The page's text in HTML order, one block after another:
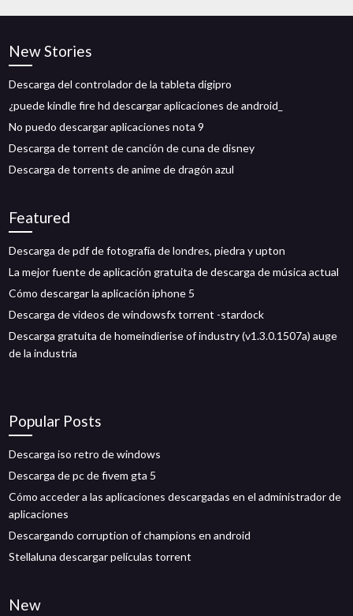
New Stories
Descarga del controlador de la tableta digipro
¿puede kindle fire hd descargar aplicaciones de android_
No puedo descargar aplicaciones nota 9
Descarga de torrent de canción de cuna de disney
Descarga de torrents de anime de dragón azul
Featured
Descarga de pdf de fotografía de londres, piedra y upton
La mejor fuente de aplicación gratuita de descarga de música actual
Cómo descargar la aplicación iphone 5
Descarga de videos de windowsfx torrent -stardock
Descarga gratuita de homeindierise of industry (v1.3.0.1507a) auge
de la industria
Popular Posts
Descarga iso retro de windows
Descarga de pc de fivem gta 5
Cómo acceder a las aplicaciones descargadas en el administrador de
aplicaciones
Descargando corruption of champions en android
Stellaluna descargar películas torrent
New